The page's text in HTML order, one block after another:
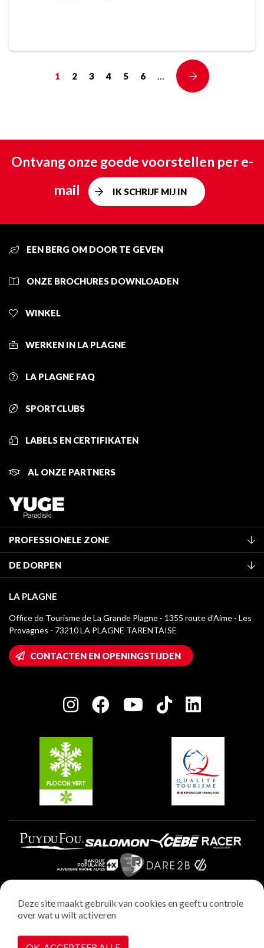
1 2 3 4 5 6 …
Ontvang onze goede voorstellen per e-
mail
IK SCHRIJF MIJ IN
EEN BERG OM DOOR TE GEVEN
ONZE BROCHURES DOWNLOADEN
WINKEL
WERKEN IN LA PLAGNE
LA PLAGNE FAQ
SPORTCLUBS
LABELS EN CERTIFIKATEN
AL ONZE PARTNERS
PROFESSIONELE ZONE
Classificatie van de gemeubileerde accommodaties
Verblijfstaks
Mediatheek
La Plagne logo's
Wifi toegang
Huis van de eigenaar
Charter van toegewijde spelers
DE DORPEN
Montchavin - Les Coches
Champagny-en-Vanoise
Plagne 1800
Plagne Villages
Plagne Aime 2000
LA PLAGNE
Office de Tourisme de La Grande Plagne - 1355 route d’Aime - Les
Provagnes - 73210 LA PLAGNE TARENTAISE
CONTACTEN EN OPENINGSTIJDEN
Wettelijke vermeldingen
Privacybeleid
Deze site maakt gebruik van cookies en geeft u controle
over wat u wilt activeren